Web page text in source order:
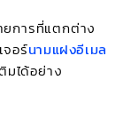
การที่แตกต่าง
อร์นามแฝงอีเมล
ได้อย่าง